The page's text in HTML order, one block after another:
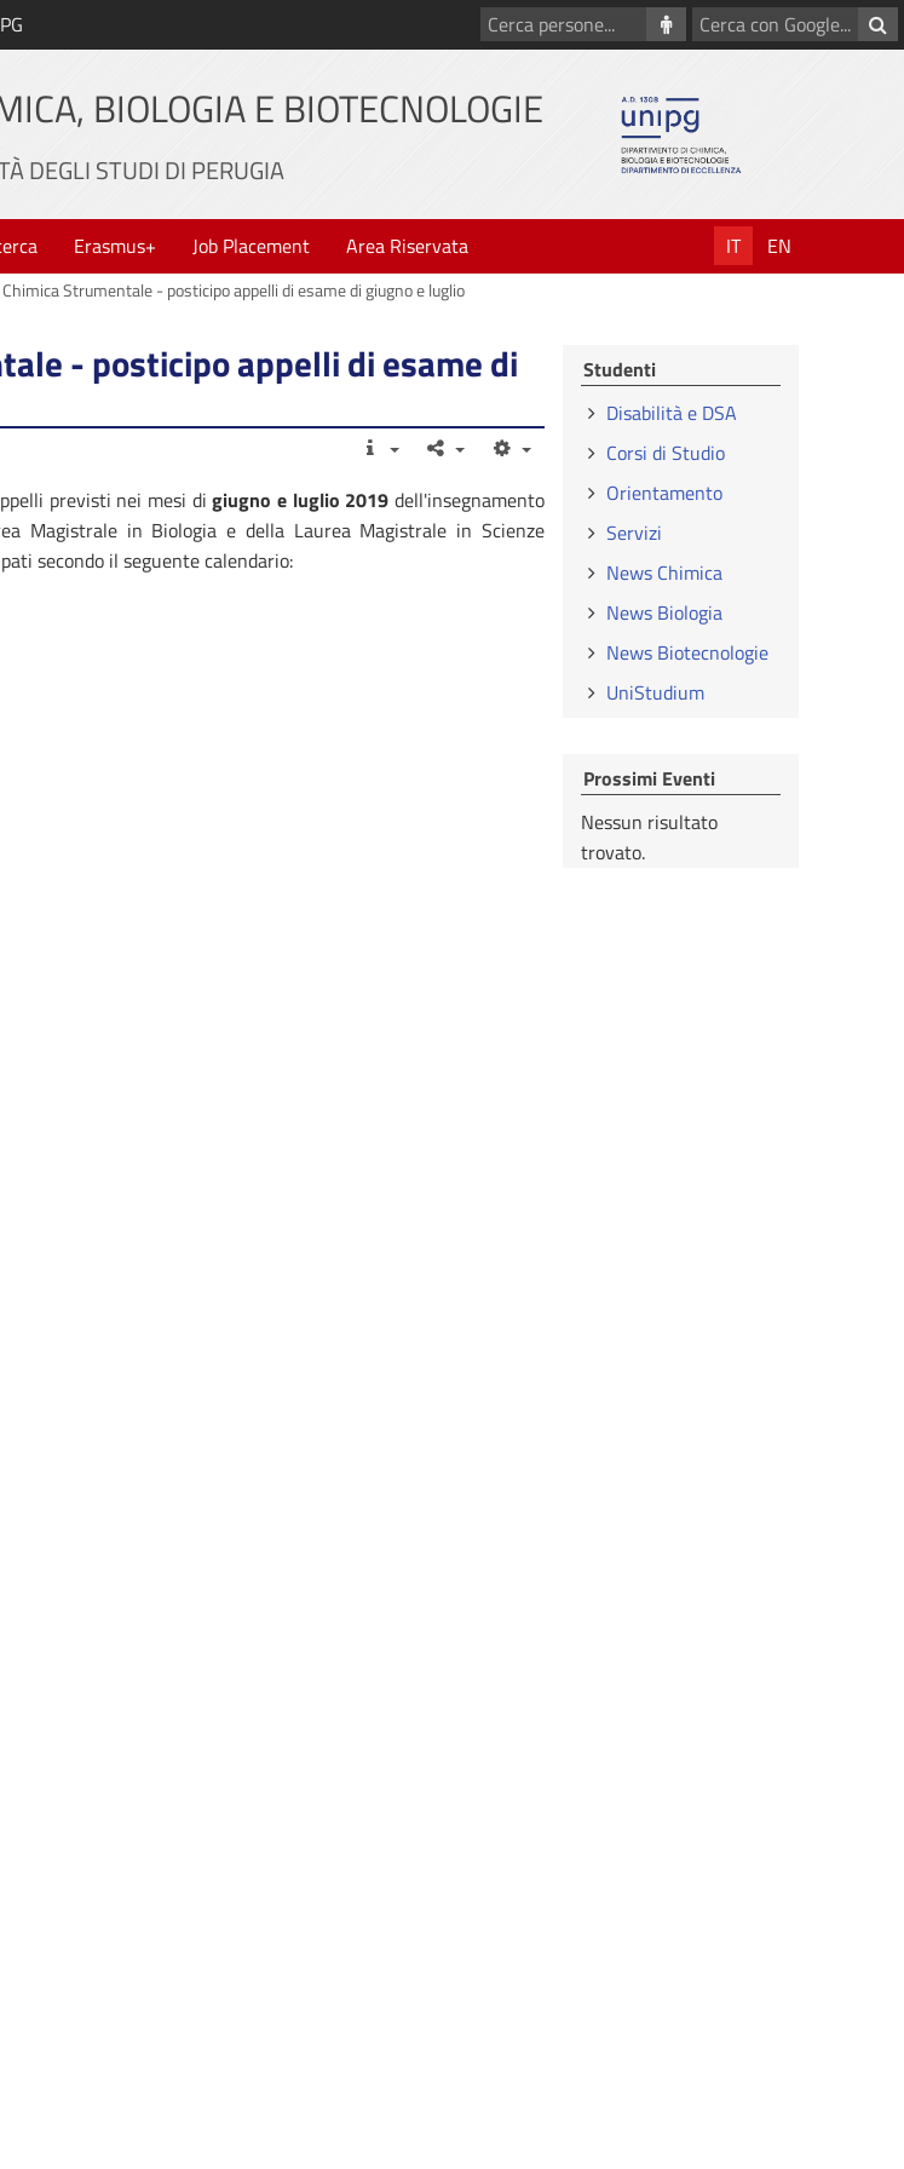
Cerca
con
Cerca
persone
BIOLOGIA E BIOTECNOLOGIE
DEGLI STUDI DI PERUGIA
Erasmus+ Job Placement Area Riservata IT EN
Strumentale - posticipo appelli di esame di giugno e luglio
- posticipo appelli di esame di
previsti nei mesi digiugno e luglio 2019 dell'insegnamento
Magistrale in Biologia e della Laurea Magistrale in Scienze
secondo il seguente calendario:
Studenti
Disabilità e DSA
Corsi di Studio
Orientamento
Servizi
News Chimica
News Biologia
News Biotecnologie
UniStudium
Prossimi Eventi
Nessun risultato
trovato.